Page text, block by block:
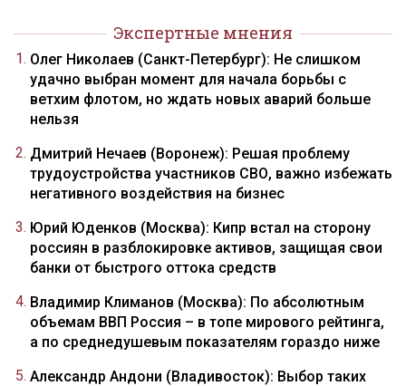
Экспертные мнения
Олег Николаев (Санкт-Петербург): Не слишком
удачно выбран момент для начала борьбы с
ветхим флотом, но ждать новых аварий больше
нельзя
Дмитрий Нечаев (Воронеж): Решая проблему
трудоустройства участников СВО, важно избежать
негативного воздействия на бизнес
Юрий Юденков (Москва): Кипр встал на сторону
россиян в разблокировке активов, защищая свои
банки от быстрого оттока средств
Владимир Климанов (Москва): По абсолютным
объемам ВВП Россия – в топе мирового рейтинга,
а по среднедушевым показателям гораздо ниже
Александр Андони (Владивосток): Выбор таких